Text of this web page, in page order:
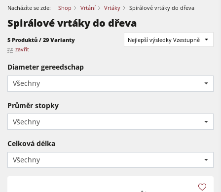
Srovnávací a tloušťkovací frézky
Spodní frézky
Okružní pily s frézkou
Kombinované dřevoobráběcí stroje
Olepovačky hran
Tloušťkovací a srovnávcí frézky
Spodní frézky
Okružní pily s frézkou
Kombinované stroje
Nacházíte se zde: Shop Vrtání Vrtáky Spirálové vrtáky do dřeva
Spirálové vrtáky do dřeva
5 Produktů / 29 Varianty
Nejlepší výsledky Vzestupně
zavřít
Diameter gereedschap
Všechny
Průměr stopky
Všechny
Celková délka
Všechny